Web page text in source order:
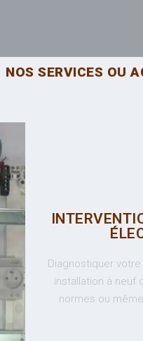
NOS SERVICES OU
Diagnostiquer
installation à neuf
normes ou